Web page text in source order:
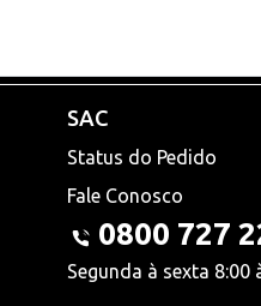
SAC
Status do Pedido
Fale Conosco
0800 727
Segunda à sexta 8:00